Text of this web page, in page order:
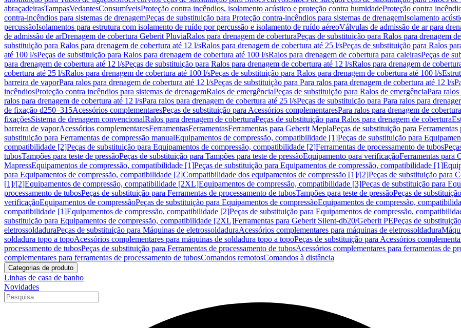
abraçadeirasTampasVedantesConsumíveisProteção contra incêndios, isolamento acústico e proteção contra humidadeProteção contra
contra-incêndios para sistemas de drenagemPeças de substituição para Proteção contra-incêndios para sistemas de drenagemIsolamento
percussãoIsolamentos para estrutura com isolamento de ruído por percussão e isolamento de ruído aéreoVálvulas de admissão de ar para
de admissão de arDrenagem de cobertura Geberit PluviaRalos para drenagem de coberturaPeças de substituição para Ralos para drenagem
substituição para Ralos para drenagem de cobertura até 12 l/sRalos para drenagem de cobertura até 25 l/sPeças de substituição para Ralos
até 100 l/sPeças de substituição para Ralos para drenagem de cobertura até 100 l/sRalos para drenagem de cobertura para caleirasPeças de
para drenagem de cobertura até 12 l/sPeças de substituição para Ralos para drenagem de cobertura até 12 l/sRalos para drenagem de
cobertura até 25 l/sRalos para drenagem de cobertura até 100 l/sPeças de substituição para Ralos para drenagem de cobertura até 100 l/s
barreira de vaporPara ralos para drenagem de cobertura até 12 l/sPeças de substituição para Para ralos para drenagem de cobertura até 12 l/s
incêndiosProteção contra incêndios para sistemas de drenagemRalos de emergênciaPeças de substituição para Ralos de emergênciaPara
ralos para drenagem de cobertura até 12 l/sPara ralos para drenagem de cobertura até 25 l/sPeças de substituição para Para ralos para
de fixação d250–315Acessórios complementaresPeças de substituição para Acessórios complementaresPara ralos para drenagem de cobertura
fixaçõesSistema de drenagem convencionalRalos para drenagem de coberturaPeças de substituição para Ralos para drenagem de cobertura
barreira de vaporAcessórios complementaresFerramentasFerramentasFerramentas para Geberit MeplaPeças de substituição para
substituição para Ferramentas de compressão manualEquipamentos de compressão, compatibilidade [1]Peças de substituição para
compatibilidade [2]Peças de substituição para Equipamentos de compressão, compatibilidade [2]Ferramentas de processamento de tubos
tubosTampões para teste de pressãoPeças de substituição para Tampões para teste de pressãoEquipamento para verificaçãoFerramentas para
MapressEquipamentos de compressão, compatibilidade [1]Peças de substituição para Equipamentos de compressão, compatibilidade [1]
para Equipamentos de compressão, compatibilidade [2]Compatibilidade dos equipamentos de compressão [1]/[2]Peças de substituição para
[1]/[2]Equipamentos de compressão, compatibilidade [2XL]Equipamentos de compressão, compatibilidade [3]Peças de substituição para
processamento de tubosPeças de substituição para Ferramentas de processamento de tubosTampões para teste de pressãoPeças de
verificaçãoEquipamentos de compressãoPeças de substituição para Equipamentos de compressãoEquipamentos de compressão,
compatibilidade [1]Equipamentos de compressão, compatibilidade [2]Peças de substituição para Equipamentos de compressão,
substituição para Equipamentos de compressão, compatibilidade [2XL]Ferramentas para Geberit Silent-db20/Geberit PEPeças de
eletrossoldaduraPeças de substituição para Máquinas de eletrossoldaduraAcessórios complementares para máquinas de eletrossoldadura
soldadura topo a topoAcessórios complementares para máquinas de soldadura topo a topoPeças de substituição para Acessórios
processamento de tubosPeças de substituição para Ferramentas de processamento de tubosAcessórios complementares para ferramentas de
complementares para ferramentas de processamento de tubosComandos remotosComandos à distância
Categorias de produto
Linhas de casa de banho
Novidades